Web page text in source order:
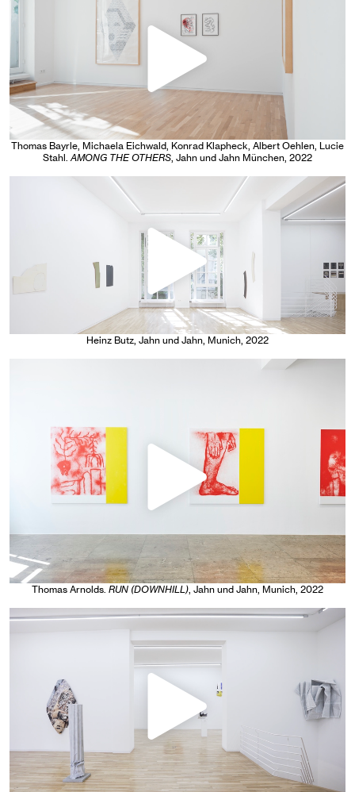
Thomas Bayrle, Michaela Eichwald, Konrad Klapheck, Albert Oehlen, Lucie
Stahl AMONG THE OTHERS , Jahn und Jahn München , 2022
Heinz Butz, Jahn und Jahn, Munich, 2022
Thomas Arnolds. RUN (DOWNHILL), Jahn und Jahn, Munich, 2022